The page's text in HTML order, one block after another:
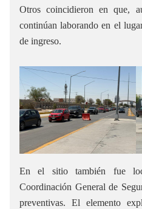
Otros coincidieron en que,
continúan laborando en el
de ingreso.
En el sitio también fue
Coordinación General de
preventivas. El elemento